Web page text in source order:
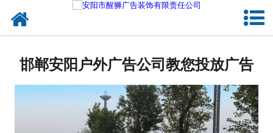
服务项目
邯郸安阳户外广告公司教您投放广告